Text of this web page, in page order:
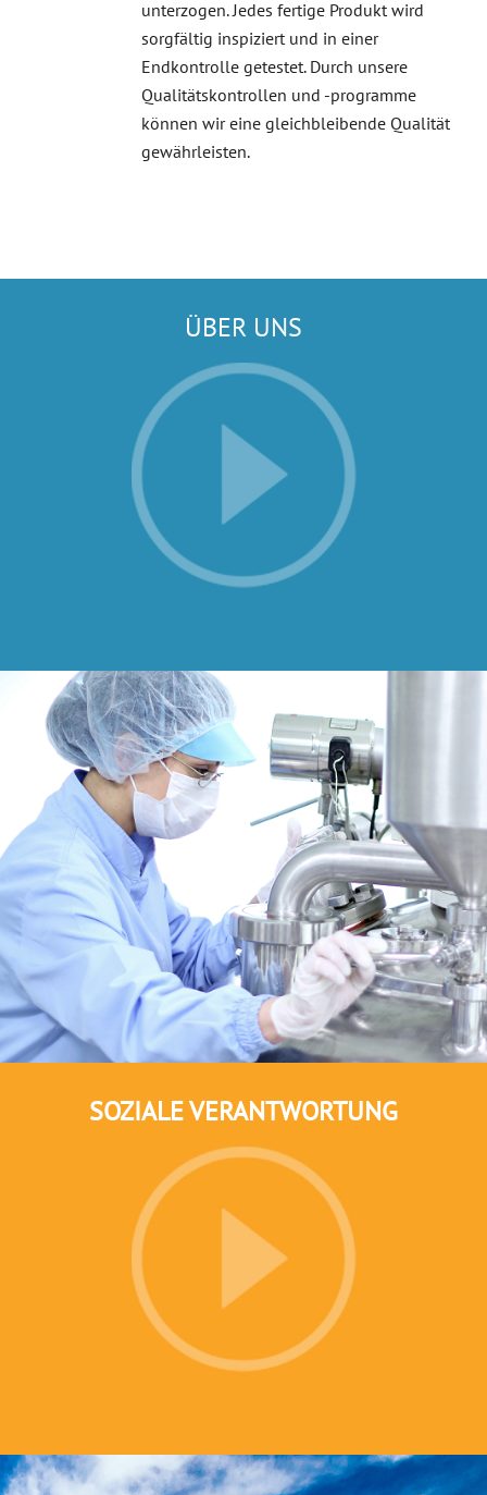
unterzogen. Jedes fertige Produkt wird
sorgfältig inspiziert und in einer
Endkontrolle getestet. Durch unsere
Qualitätskontrollen und -programme
können wir eine gleichbleibende Qualität
gewährleisten.
ÜBER UNS
SOZIALE VERANTWORTUNG